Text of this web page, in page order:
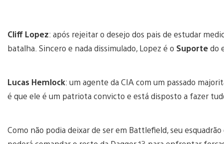
Cliff Lopez: após rejeitar o desejo dos pais de estudar
batalha. Sincero e nada dissimulado, Lopez é o Suportedo
Lucas Hemlock: um agente da CIA com um passado
é que ele é um patriota convicto e está disposto a fazer
Como não podia deixar de ser em Battlefield, seu